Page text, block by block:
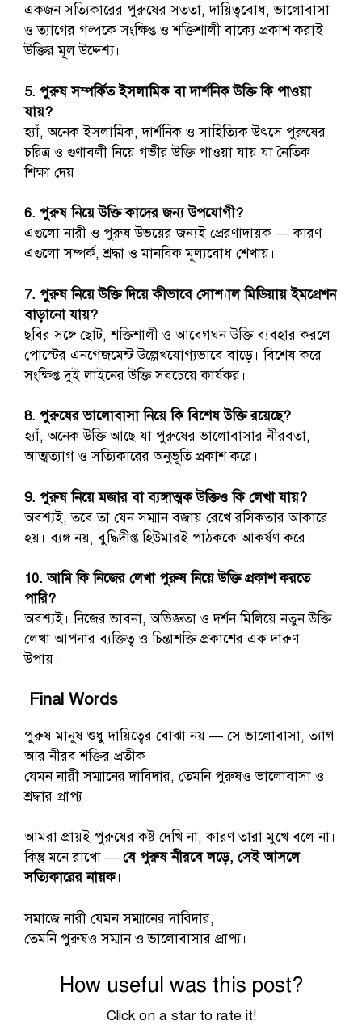
একজন সত্যিকারের পুরুষের সততা, দায়িত্ববোধ, ভালোবাসা
ও ত্যাগের গল্পকে সংক্ষিপ্ত ও শক্তিশালী বাক্যে প্রকাশ করাই
উক্তির মূল উদ্দেশ্য।
5. পুরুষ সম্পর্কিত ইসলামিক বা দার্শনিক উক্তি কি পাওয়া
যায়?
হ্যাঁ, অনেক ইসলামিক, দার্শনিক ও সাহিত্যিক উৎসে পুরুষের
চরিত্র ও গুণাবলী নিয়ে গভীর উক্তি পাওয়া যায় যা নৈতিক
শিক্ষা দেয়।
6. পুরুষ নিয়ে উক্তি কাদের জন্য উপযোগী?
এগুলো নারী ও পুরুষ উভয়ের জন্যই প্রেরণাদায়ক — কারণ
এগুলো সম্পর্ক, শ্রদ্ধা ও মানবিক মূল্যবোধ শেখায়।
7. পুরুষ নিয়ে উক্তি দিয়ে কীভাবে সোশ্যাল মিডিয়ায় ইমপ্রেশন
বাড়ানো যায়?
ছবির সঙ্গে ছোট, শক্তিশালী ও আবেগঘন উক্তি ব্যবহার করলে
পোস্টের এনগেজমেন্ট উল্লেখযোগ্যভাবে বাড়ে। বিশেষ করে
সংক্ষিপ্ত দুই লাইনের উক্তি সবচেয়ে কার্যকর।
8. পুরুষের ভালোবাসা নিয়ে কি বিশেষ উক্তি রয়েছে?
হ্যাঁ, অনেক উক্তি আছে যা পুরুষের ভালোবাসার নীরবতা,
আত্মত্যাগ ও সত্যিকারের অনুভূতি প্রকাশ করে।
9. পুরুষ নিয়ে মজার বা ব্যঙ্গাত্মক উক্তিও কি লেখা যায়?
অবশ্যই, তবে তা যেন সম্মান বজায় রেখে রসিকতার আকারে
হয়। ব্যঙ্গ নয়, বুদ্ধিদীপ্ত হিউমারই পাঠককে আকর্ষণ করে।
10. আমি কি নিজের লেখা পুরুষ নিয়ে উক্তি প্রকাশ করতে
পারি?
অবশ্যই। নিজের ভাবনা, অভিজ্ঞতা ও দর্শন মিলিয়ে নতুন উক্তি
লেখা আপনার ব্যক্তিত্ব ও চিন্তাশক্তি প্রকাশের এক দারুণ
উপায়।
Final Words
পুরুষ মানুষ শুধু দায়িত্বের বোঝা নয় — সে ভালোবাসা, ত্যাগ
আর নীরব শক্তির প্রতীক।
যেমন নারী সম্মানের দাবিদার, তেমনি পুরুষও ভালোবাসা ও
শ্রদ্ধার প্রাপ্য।
আমরা প্রায়ই পুরুষের কষ্ট দেখি না, কারণ তারা মুখে বলে না।
কিন্তু মনে রাখো — যে পুরুষ নীরবে লড়ে, সেই আসলে
সত্যিকারের নায়ক।
সমাজে নারী যেমন সম্মানের দাবিদার,
তেমনি পুরুষও সম্মান ও ভালোবাসার প্রাপ্য।
How useful was this post?
Click on a star to rate it!